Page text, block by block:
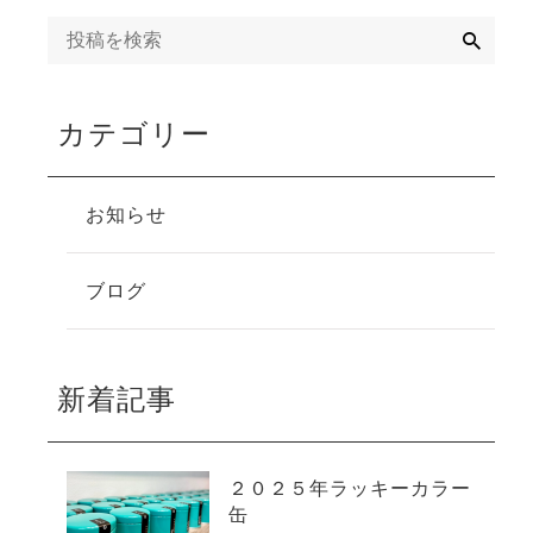
カテゴリー
お知らせ
ブログ
新着記事
２０２５年ラッキーカラー
缶